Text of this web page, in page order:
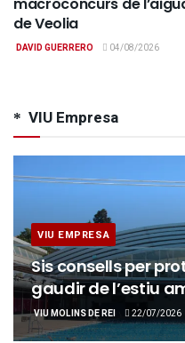
de Veolia
DAVID GUERRERO 04/08/2026
VIU Empresa
VIU EMPRESA
Sis consells per
gaudir de l’estiu
VIU MOLINS DE REI 22/07/2026